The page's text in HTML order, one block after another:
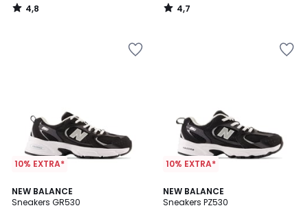
4,8
/
4,7
/
10% EXTRA*
NEW BALANCE
Sneakers GR530
4,8
/ 5
10% EXTRA*
NEW BALANCE
Sneakers PZ530
4,7
/ 5